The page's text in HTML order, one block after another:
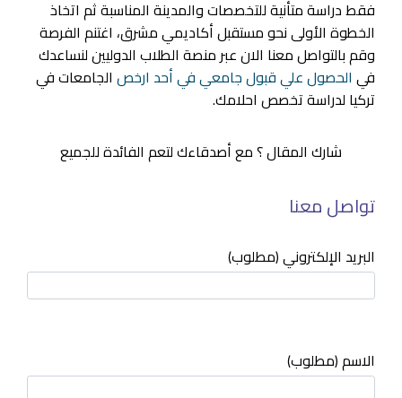
فقط دراسة متأنية للتخصصات والمدينة المناسبة ثم اتخاذ
الخطوة الأولى نحو مستقبل أكاديمي مشرق، اغتنم الفرصة
وقم بالتواصل معنا الان عبر منصة الطلاب الدوليين لنساعدك
في الحصول علي قبول جامعي في أحد ارخص الجامعات في
تركيا لدراسة تخصص احلامك.
شارك المقال ؟ مع أصدقاءك لتعم الفائدة للجميع
تواصل معنا
البريد الإلكتروني (مطلوب)
الاسم (مطلوب)